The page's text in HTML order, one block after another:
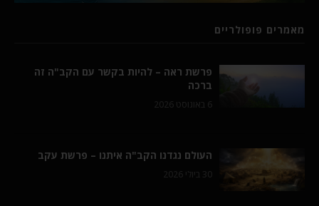
מאמרים פופולריים
פרשת ראה – להיות בקשר עם הקב"ה זה
ברכה
6 באוגוסט 2026
העולם נגדנו הקב"ה איתנו – פרשת עקב
30 ביולי 2026